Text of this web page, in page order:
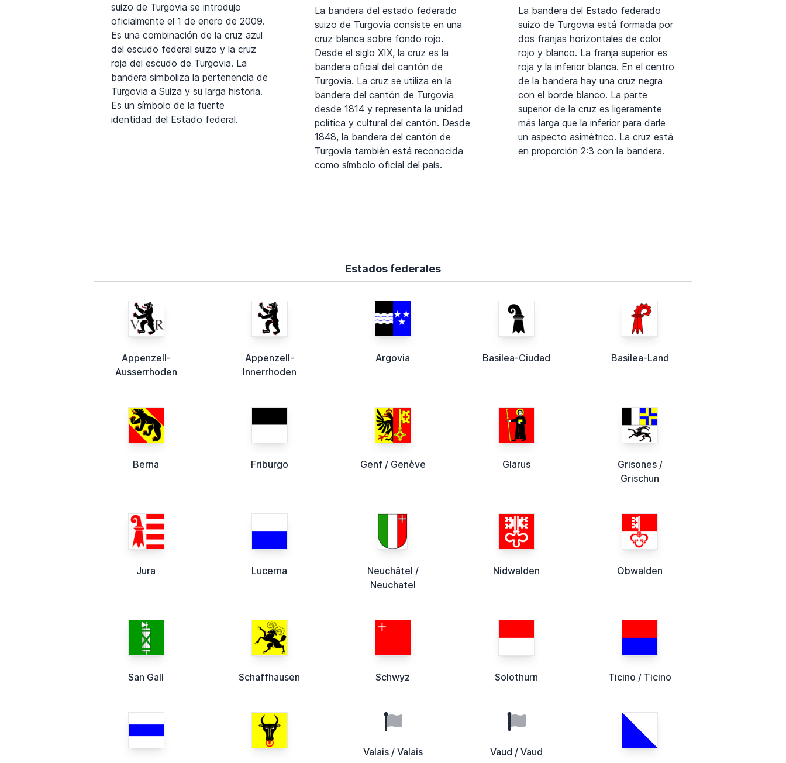
suizo de Turgovia se introdujo
oficialmente el 1 de enero de 2009.
Es una combinación de la cruz azul
del escudo federal suizo y la cruz
roja del escudo de Turgovia. La
bandera simboliza la pertenencia de
Turgovia a Suiza y su larga historia.
Es un símbolo de la fuerte
identidad del Estado federal.
La bandera del estado federado
suizo de Turgovia consiste en una
cruz blanca sobre fondo rojo.
Desde el siglo XIX, la cruz es la
bandera oficial del cantón de
Turgovia. La cruz se utiliza en la
bandera del cantón de Turgovia
desde 1814 y representa la unidad
política y cultural del cantón. Desde
1848, la bandera del cantón de
Turgovia también está reconocida
como símbolo oficial del país.
La bandera del Estado federado
suizo de Turgovia está formada por
dos franjas horizontales de color
rojo y blanco. La franja superior es
roja y la inferior blanca. En el centro
de la bandera hay una cruz negra
con el borde blanco. La parte
superior de la cruz es ligeramente
más larga que la inferior para darle
un aspecto asimétrico. La cruz está
en proporción 2:3 con la bandera.
Estados federales
Appenzell-
Ausserrhoden
Appenzell-
Innerrhoden
Argovia Basilea-Ciudad Basilea-Land
Berna Friburgo Genf / Genève Glarus
Grisones /
Grischun
Jura Lucerna
Neuchâtel /
Neuchatel
Nidwalden Obwalden
San Gall Schaffhausen Schwyz Solothurn Ticino / Ticino
Valais / Valais Vaud / Vaud